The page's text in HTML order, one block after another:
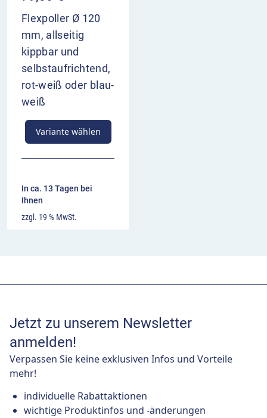
Flexpoller Ø 120
mm, allseitig
kippbar und
selbstaufrichtend,
rot-weiß oder blau-
weiß
Variante wählen
In ca. 13 Tagen bei
Ihnen
zzgl. 19 % MwSt.
Jetzt zu unserem Newsletter
anmelden!
Verpassen Sie keine exklusiven Infos und Vorteile
mehr!
individuelle Rabattaktionen
wichtige Produktinfos und -änderungen